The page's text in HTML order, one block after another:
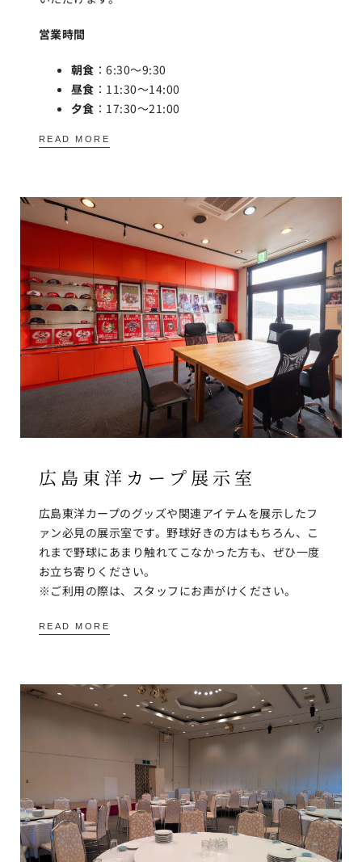
営業時間
朝食 ：6:30～9:30
昼食 ：11:30～14:00
夕食 ：17:30～21:00
READ MORE
広島東洋カープ展示室
広島東洋カープのグッズや関連アイテムを展示したフ
ァン必見の展示室です。野球好きの方はもちろん、こ
れまで野球にあまり触れてこなかった方も、ぜひ一度
お立ち寄りください。
※ご利用の際は、スタッフにお声がけください。
READ MORE